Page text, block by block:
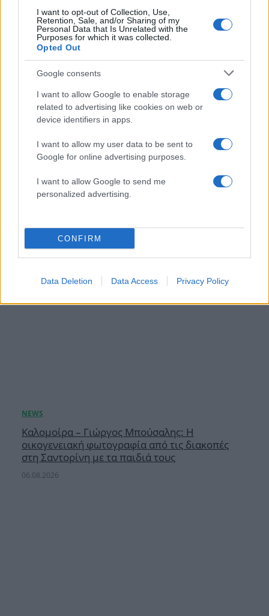
I want to opt-out of Collection, Use,
Retention, Sale, and/or Sharing of my
Personal Data that Is Unrelated with the
Purposes for which it was collected.
Opted Out
Google consents
I want to allow Google to enable storage
related to advertising like cookies on web or
device identifiers in apps.
I want to allow my user data to be sent to
Google for online advertising purposes.
I want to allow Google to send me
personalized advertising.
CONFIRM
Data Deletion Data Access Privacy Policy
Γιώργος Παράσχος: Ξανά στο νοσοκομείο ο
ηθοποιός – Η γενναία μάχη με τον καρκίνο
Καλομοίρα – Γιώργος Μπούσαλης: Η
οικογενειακή φωτογραφία από τις διακοπές
στη Σαντορίνη με τα παιδιά τους
06.08.2026